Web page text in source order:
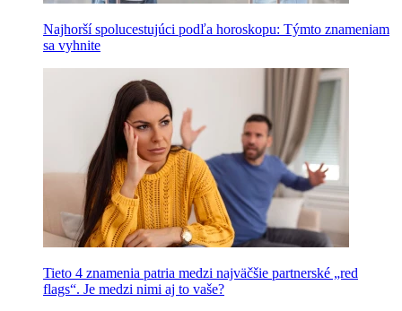
Najhorší spolucestujúci podľa horoskopu: Týmto znameniam
sa vyhnite
Tieto 4 znamenia patria medzi najväčšie partnerské „red
flags“. Je medzi nimi aj to vaše?